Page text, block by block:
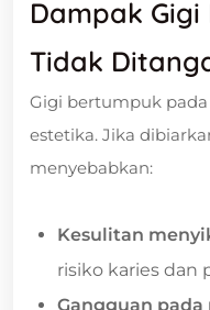
Dampak
Tidak
Gigi bertumpuk
estetika. Jika
menyebabkan:
Kesulitan
risiko karies dan
Gangguan pada